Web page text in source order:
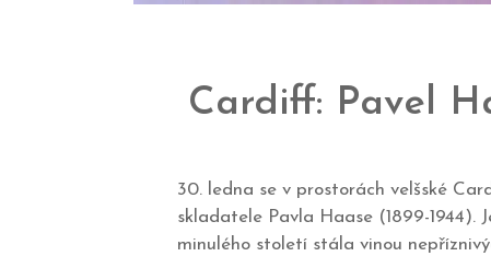
Cardiff: Pavel
30. ledna se v prostorách velšské
skladatele Pavla Haase (1899-
minulého století stála vinou